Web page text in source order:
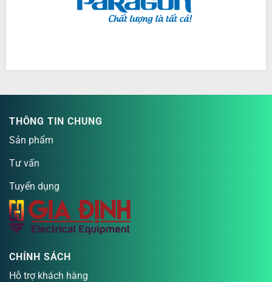
THÔNG TIN CHUNG
Sản phẩm
Tư vấn
Tuyển dụng
CHÍNH SÁCH
Hỗ trợ khách hàng